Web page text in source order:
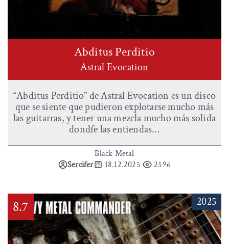
Abditus Perditio
Astral Evocation
“Abditus Perditio” de Astral Evocation es un disco
que se siente que pudieron explotarse mucho más
las guitarras, y tener una mezcla mucho más solida
dondfe las entiendas...
Black Metal
Sercifer
18.12.2025 2596
8.7 2025